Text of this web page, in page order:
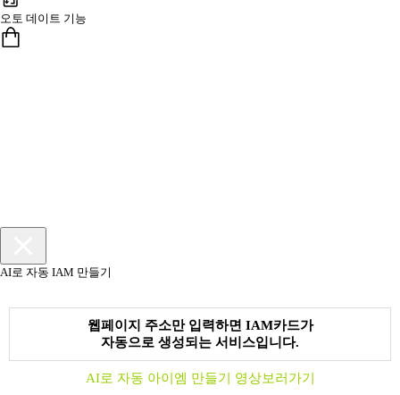
오토 데이트 기능
AI로 자동 IAM 만들기
웹페이지 주소만 입력하면 IAM카드가
자동으로 생성되는 서비스입니다.
AI로 자동 아이엠 만들기 영상보러가기